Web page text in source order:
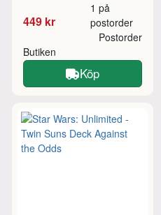
449 kr
1 på
postorder
Butiken
Postorder
Köp